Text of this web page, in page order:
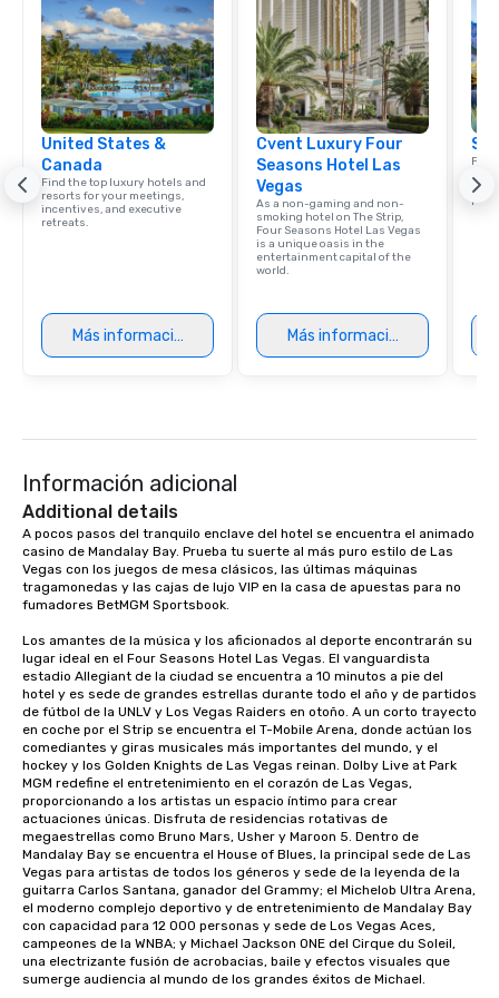
Miami, Los Angeles,
Las Vegas, Chicago,
New Orleans, we
local expertise, and
ground support to
life.
United States &
Canada
Find the top luxury hotels and
resorts for your meetings,
incentives, and executive
retreats.
Más información
Cvent Luxury Four
Seasons Hotel Las
Vegas
As a non-gaming and non-
smoking hotel on The Strip,
Four Seasons Hotel Las Vegas
is a unique oasis in the
entertainment capital of the
world.
Más información
Información adicional
Additional details
A pocos pasos del tranquilo enclave del hotel se encuentra el animado
casino de Mandalay Bay. Prueba tu suerte al más puro estilo de Las
Vegas con los juegos de mesa clásicos, las últimas máquinas
tragamonedas y las cajas de lujo VIP en la casa de apuestas para no
fumadores BetMGM Sportsbook.
Los amantes de la música y los aficionados al deporte encontrarán su
lugar ideal en el Four Seasons Hotel Las Vegas. El vanguardista
estadio Allegiant de la ciudad se encuentra a 10 minutos a pie del
hotel y es sede de grandes estrellas durante todo el año y de partidos
de fútbol de la UNLV y Los Vegas Raiders en otoño. A un corto trayecto
en coche por el Strip se encuentra el T-Mobile Arena, donde actúan los
comediantes y giras musicales más importantes del mundo, y el
hockey y los Golden Knights de Las Vegas reinan. Dolby Live at Park
MGM redefine el entretenimiento en el corazón de Las Vegas,
proporcionando a los artistas un espacio íntimo para crear
actuaciones únicas. Disfruta de residencias rotativas de
megaestrellas como Bruno Mars, Usher y Maroon 5. Dentro de
Mandalay Bay se encuentra el House of Blues, la principal sede de Las
Vegas para artistas de todos los géneros y sede de la leyenda de la
guitarra Carlos Santana, ganador del Grammy; el Michelob Ultra Arena,
el moderno complejo deportivo y de entretenimiento de Mandalay Bay
con capacidad para 12 000 personas y sede de Los Vegas Aces,
campeones de la WNBA; y Michael Jackson ONE del Cirque du Soleil,
una electrizante fusión de acrobacias, baile y efectos visuales que
sumerge audiencia al mundo de los grandes éxitos de Michael.